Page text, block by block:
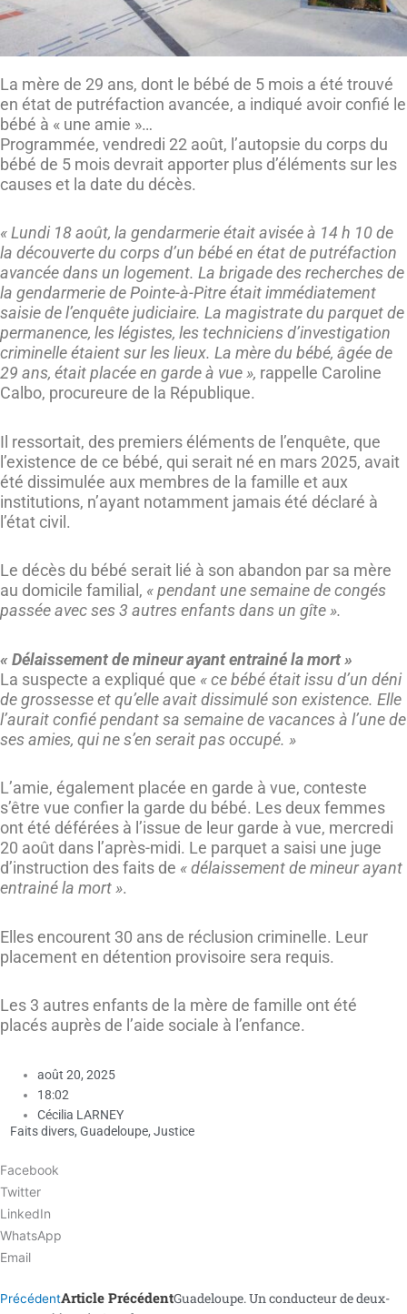
La mère de 29 ans, dont le bébé de 5 mois a été trouvé
en état de putréfaction avancée, a indiqué avoir confié le
bébé à « une amie »…
Programmée, vendredi 22 août, l’autopsie du corps du
bébé de 5 mois devrait apporter plus d’éléments sur les
causes et la date du décès.
« Lundi 18 août, la gendarmerie était avisée à 14 h 10 de
la découverte du corps d’un bébé en état de putréfaction
avancée dans un logement. La brigade des recherches de
la gendarmerie de Pointe-à-Pitre était immédiatement
saisie de l’enquête judiciaire. La magistrate du parquet de
permanence, les légistes, les techniciens d’investigation
criminelle étaient sur les lieux. La mère du bébé, âgée de
29 ans, était placée en garde à vue », rappelle Caroline
Calbo, procureure de la République.
Il ressortait, des premiers éléments de l’enquête, que
l’existence de ce bébé, qui serait né en mars 2025, avait
été dissimulée aux membres de la famille et aux
institutions, n’ayant notamment jamais été déclaré à
l’état civil.
Le décès du bébé serait lié à son abandon par sa mère
au domicile familial, « pendant une semaine de congés
passée avec ses 3 autres enfants dans un gîte ».
« Délaissement de mineur ayant entrainé la mort »
La suspecte a expliqué que « ce bébé était issu d’un déni
de grossesse et qu’elle avait dissimulé son existence. Elle
l’aurait confié pendant sa semaine de vacances à l’une de
ses amies, qui ne s’en serait pas occupé. »
L’amie, également placée en garde à vue, conteste
s’être vue confier la garde du bébé. Les deux femmes
ont été déférées à l’issue de leur garde à vue, mercredi
20 août dans l’après-midi. Le parquet a saisi une juge
d’instruction des faits de « délaissement de mineur ayant
entrainé la mort ».
Elles encourent 30 ans de réclusion criminelle. Leur
placement en détention provisoire sera requis.
Les 3 autres enfants de la mère de famille ont été
placés auprès de l’aide sociale à l’enfance.
août 20, 2025
18:02
Cécilia LARNEY
Faits divers, Guadeloupe, Justice
Facebook
Twitter
LinkedIn
WhatsApp
Email
PrécédentArticle PrécédentGuadeloupe. Un conducteur de deux-